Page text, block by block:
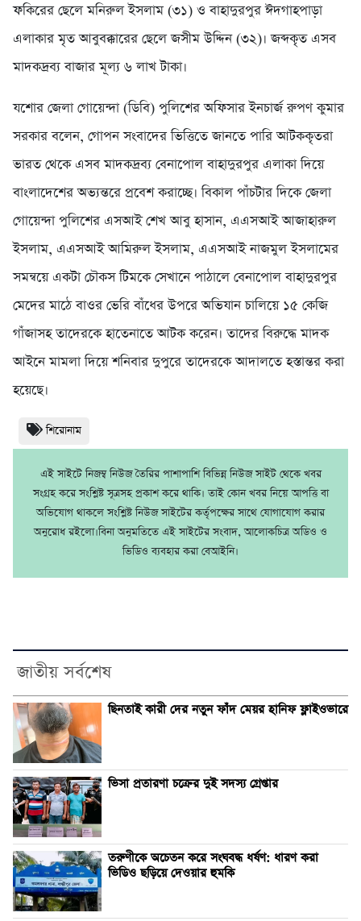
ফকিরের ছেলে মনিরুল ইসলাম (৩১) ও বাহাদুরপুর ঈদগাহপাড়া
এলাকার মৃত আবুবক্কারের ছেলে জসীম উদ্দিন (৩২)। জব্দকৃত এসব
মাদকদ্রব্য বাজার মূল্য ৬ লাখ টাকা।
যশোর জেলা গোয়েন্দা (ডিবি) পুলিশের অফিসার ইনচার্জ রুপণ কুমার
সরকার বলেন, গোপন সংবাদের ভিত্তিতে জানতে পারি আটককৃতরা
ভারত থেকে এসব মাদকদ্রব্য বেনাপোল বাহাদুরপুর এলাকা দিয়ে
বাংলাদেশের অভ্যন্তরে প্রবেশ করাচ্ছে। বিকাল পাঁচটার দিকে জেলা
গোয়েন্দা পুলিশের এসআই শেখ আবু হাসান, এএসআই আজাহারুল
ইসলাম, এএসআই আমিরুল ইসলাম, এএসআই নাজমুল ইসলামের
সমন্বয়ে একটা চৌকস টিমকে সেখানে পাঠালে বেনাপোল বাহাদুরপুর
মেদের মাঠে বাওর ভেরি বাঁধের উপরে অভিযান চালিয়ে ১৫ কেজি
গাঁজাসহ তাদেরকে হাতেনাতে আটক করেন। তাদের বিরুদ্ধে মাদক
আইনে মামলা দিয়ে শনিবার দুপুরে তাদেরকে আদালতে হস্তান্তর করা
হয়েছে।
শিরোনাম
এই সাইটে নিজম্ব নিউজ তৈরির পাশাপাশি বিভিন্ন নিউজ সাইট থেকে খবর
সংগ্রহ করে সংশ্লিষ্ট সূত্রসহ প্রকাশ করে থাকি। তাই কোন খবর নিয়ে আপত্তি বা
অভিযোগ থাকলে সংশ্লিষ্ট নিউজ সাইটের কর্তৃপক্ষের সাথে যোগাযোগ করার
অনুরোধ রইলো।বিনা অনুমতিতে এই সাইটের সংবাদ, আলোকচিত্র অডিও ও
ভিডিও ব্যবহার করা বেআইনি।
জাতীয় সর্বশেষ
ছিনতাই কারী দের নতুন ফাঁদ মেয়র হানিফ ফ্লাইওভারে
ভিসা প্রতারণা চক্রের দুই সদস্য গ্রেপ্তার
তরুণীকে অচেতন করে সংঘবদ্ধ ধর্ষণ: ধারণ করা
ভিডিও ছড়িয়ে দেওয়ার হুমকি